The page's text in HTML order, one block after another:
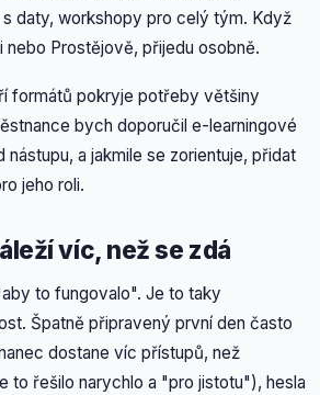
daty, workshopy pro celý tým. Když
nebo Prostějově, přijedu osobně.
formátů pokryje potřeby většiny
bych doporučil e-learningové
nástupu, a jakmile se zorientuje, přidat
jeho roli.
víc, než se zdá
to fungovalo". Je to taky
Špatně připravený první den často
dostane víc přístupů, než
to řešilo narychlo a "pro jistotu"), hesla